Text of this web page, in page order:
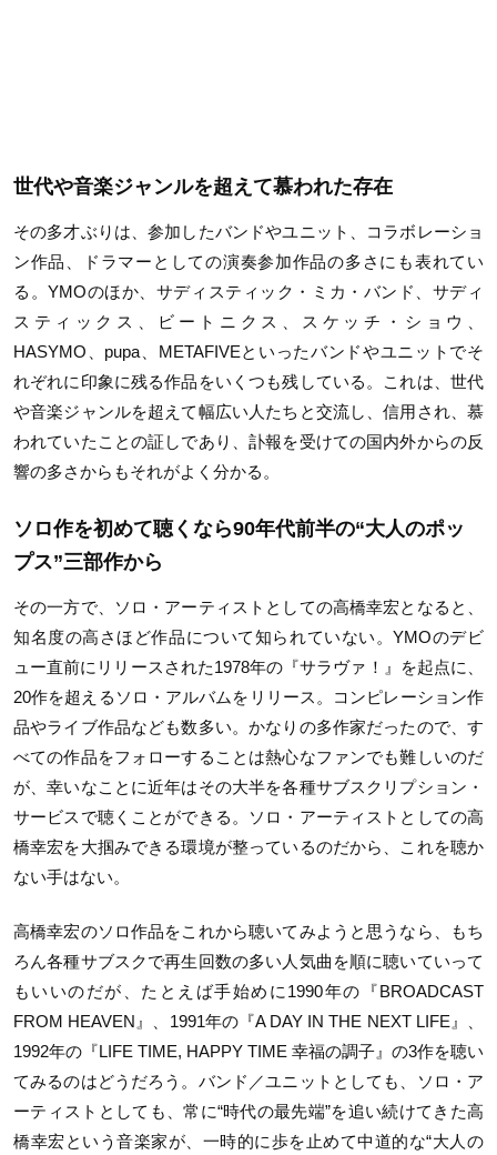
世代や音楽ジャンルを超えて慕われた存在
その多才ぶりは、参加したバンドやユニット、コラボレーショ
ン作品、ドラマーとしての演奏参加作品の多さにも表れてい
る。YMOのほか、サディスティック・ミカ・バンド、サディ
スティックス、ビートニクス、スケッチ・ショウ、
HASYMO、pupa、METAFIVEといったバンドやユニットでそ
れぞれに印象に残る作品をいくつも残している。これは、世代
や音楽ジャンルを超えて幅広い人たちと交流し、信用され、慕
われていたことの証しであり、訃報を受けての国内外からの反
響の多さからもそれがよく分かる。
ソロ作を初めて聴くなら90年代前半の“大人のポッ
プス”三部作から
その一方で、ソロ・アーティストとしての高橋幸宏となると、
知名度の高さほど作品について知られていない。YMOのデビ
ュー直前にリリースされた1978年の『サラヴァ！』を起点に、
20作を超えるソロ・アルバムをリリース。コンピレーション作
品やライブ作品なども数多い。かなりの多作家だったので、す
べての作品をフォローすることは熱心なファンでも難しいのだ
が、幸いなことに近年はその大半を各種サブスクリプション・
サービスで聴くことができる。ソロ・アーティストとしての高
橋幸宏を大掴みできる環境が整っているのだから、これを聴か
ない手はない。
高橋幸宏のソロ作品をこれから聴いてみようと思うなら、もち
ろん各種サブスクで再生回数の多い人気曲を順に聴いていって
もいいのだが、たとえば手始めに1990年の『BROADCAST
FROM HEAVEN』、1991年の『A DAY IN THE NEXT LIFE』、
1992年の『LIFE TIME, HAPPY TIME 幸福の調子』の3作を聴い
てみるのはどうだろう。バンド／ユニットとしても、ソロ・ア
ーティストとしても、常に“時代の最先端”を追い続けてきた高
橋幸宏という音楽家が、一時的に歩を止めて中道的な“大人の